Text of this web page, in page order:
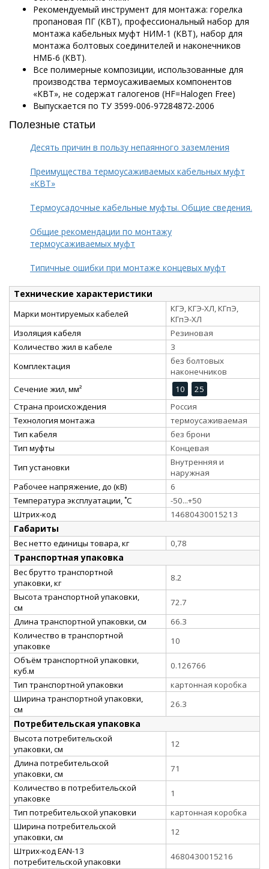
Рекомендуемый инструмент для монтажа: горелка
пропановая ПГ (КВТ), профессиональный набор для
монтажа кабельных муфт НИМ-1 (КВТ), набор для
монтажа болтовых соединителей и наконечников
НМБ-6 (КВТ).
Все полимерные композиции, использованные для
производства термоусаживаемых компонентов
«КВТ», не содержат галогенов (HF=Halogen Free)
Выпускается по ТУ 3599-006-97284872-2006
Полезные статьи
Десять причин в пользу непаянного заземления
Преимущества термоусаживаемых кабельных муфт
«КВТ»
Термоусадочные кабельные муфты. Общие сведения.
Общие рекомендации по монтажу
термоусаживаемых муфт
Типичные ошибки при монтаже концевых муфт
Технические характеристики
Марки монтируемых кабелей
КГЭ, КГЭ-ХЛ, КГпЭ,
КГпЭ-ХЛ
Изоляция кабеля
Резиновая
Количество жил в кабеле
3
Комплектация
без болтовых
наконечников
Сечение жил, мм²
10
25
Страна происхождения
Россия
Технология монтажа
термоусаживаемая
Тип кабеля
без брони
Тип муфты
Концевая
Тип установки
Внутренняя и
наружная
Рабочее напряжение, до (кВ)
6
Температура эксплуатации, ˚С
-50...+50
Штрих-код
14680430015213
Габариты
Вес нетто единицы товара, кг 0,78
Транспортная упаковка
Вес брутто транспортной
упаковки, кг
8.2
Высота транспортной упаковки,
см
72.7
Длина транспортной упаковки, см
66.3
Количество в транспортной
упаковке
10
Объём транспортной упаковки,
куб.м
0.126766
Тип транспортной упаковки
картонная коробка
Ширина транспортной упаковки,
см
26.3
Потребительская упаковка
Высота потребительской
упаковки, см
12
Длина потребительской
упаковки, см
71
Количество в потребительской
упаковке
1
Тип потребительской упаковки
картонная коробка
Ширина потребительской
упаковки, см
12
Штрих-код EAN-13
потребительской упаковки
4680430015216